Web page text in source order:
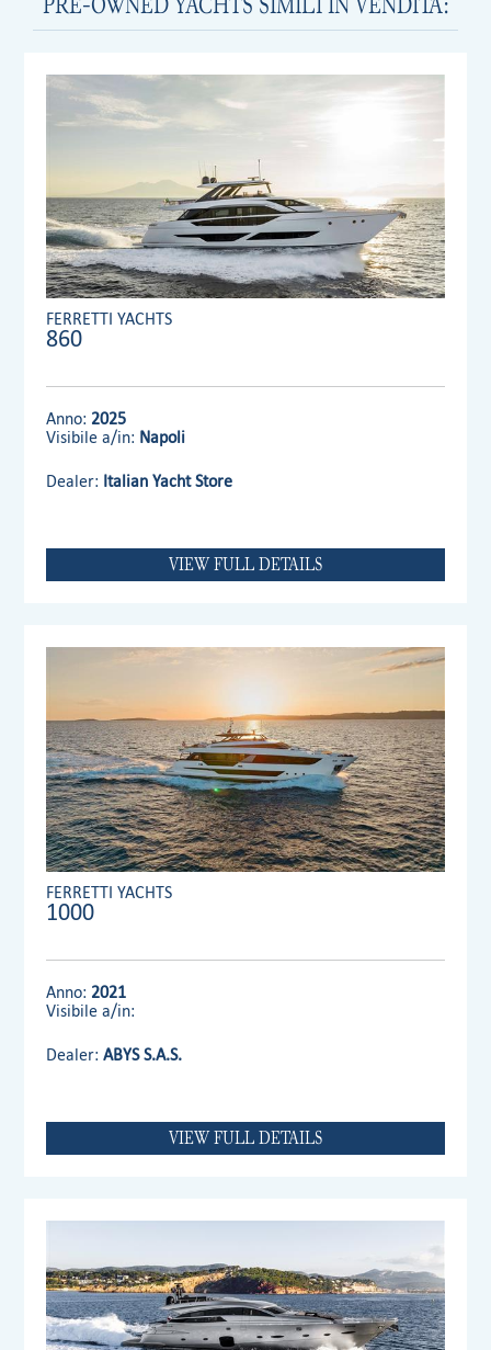
FERRETTI YACHTS
860
Anno: 2025
Visibile a/in: Napoli
Dealer: Italian Yacht Store
VIEW FULL DETAILS
FERRETTI YACHTS
1000
Anno: 2021
Visibile a/in:
Dealer:ABYS S.A.S.
VIEW FULL DETAILS